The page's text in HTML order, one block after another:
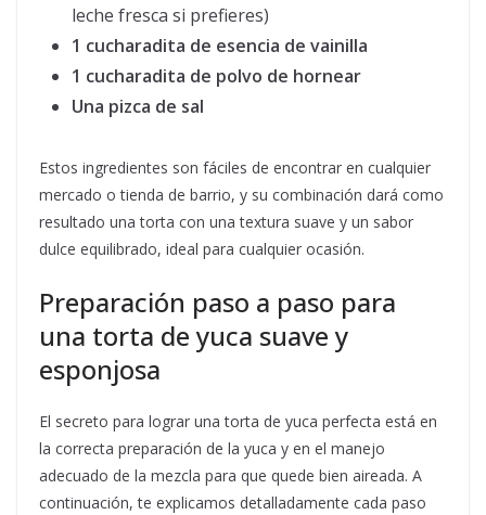
leche fresca si prefieres)
1 cucharadita de esencia de vainilla
1 cucharadita de polvo de hornear
Una pizca de sal
Estos ingredientes son fáciles de encontrar en cualquier
mercado o tienda de barrio, y su combinación dará como
resultado una torta con una textura suave y un sabor
dulce equilibrado, ideal para cualquier ocasión.
Preparación paso a paso para
una torta de yuca suave y
esponjosa
El secreto para lograr una torta de yuca perfecta está en
la correcta preparación de la yuca y en el manejo
adecuado de la mezcla para que quede bien aireada. A
continuación, te explicamos detalladamente cada paso